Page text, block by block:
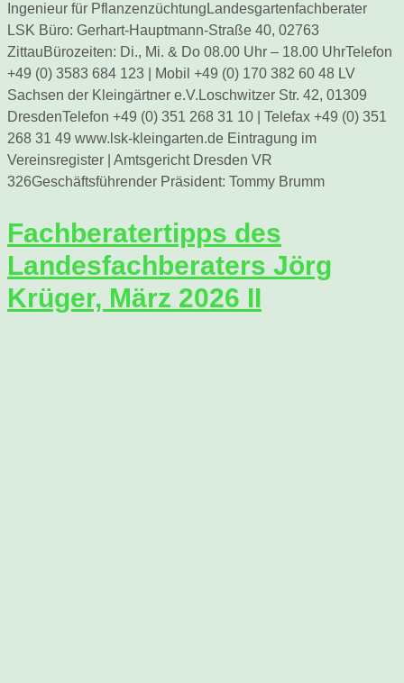
Ingenieur für PflanzenzüchtungLandesgartenfachberater
LSK Büro: Gerhart-Hauptmann-Straße 40, 02763
ZittauBürozeiten: Di., Mi. & Do 08.00 Uhr – 18.00 UhrTelefon
+49 (0) 3583 684 123 | Mobil +49 (0) 170 382 60 48 LV
Sachsen der Kleingärtner e.V.Loschwitzer Str. 42, 01309
DresdenTelefon +49 (0) 351 268 31 10 | Telefax +49 (0) 351
268 31 49 www.lsk-kleingarten.de Eintragung im
Vereinsregister | Amtsgericht Dresden VR
326Geschäftsführender Präsident: Tommy Brumm
Fachberatertipps des
Landesfachberaters Jörg
Krüger, März 2026 II